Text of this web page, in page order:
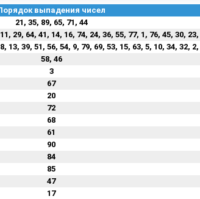
выпадения чисел
21, 35, 89, 65, 71, 44
29, 64, 41, 14, 16, 74, 24, 36, 55, 77, 1, 76, 45, 30,
13, 39, 51, 56, 54, 9, 79, 69, 53, 15, 63, 5, 10, 34, 32, 2,
58, 46
3
67
20
72
68
61
90
84
85
47
17